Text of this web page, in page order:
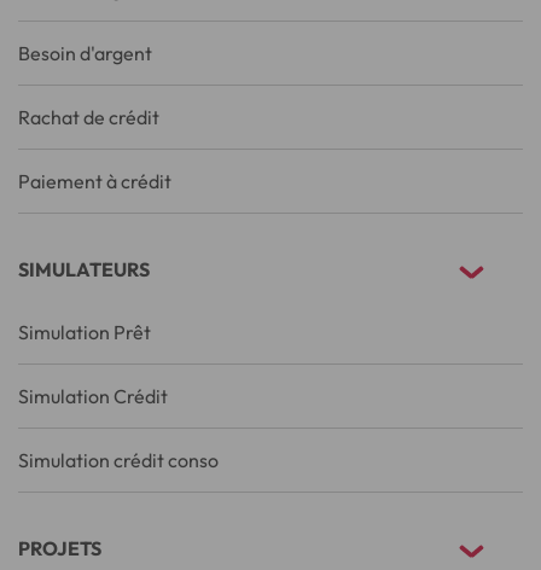
Besoin d'argent
Rachat de crédit
Paiement à crédit
SIMULATEURS
Simulation Prêt
Simulation Crédit
Simulation crédit conso
PROJETS